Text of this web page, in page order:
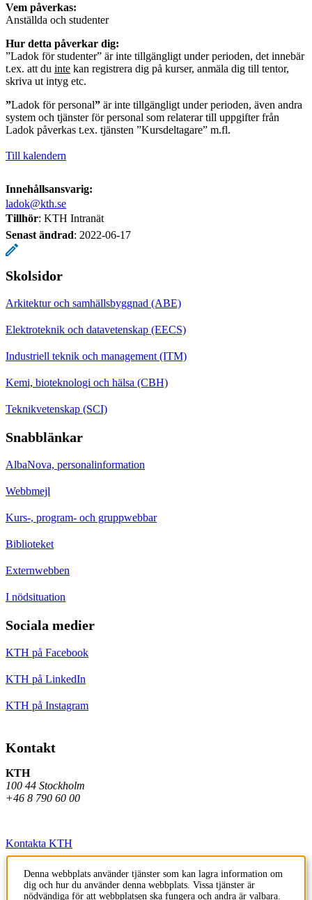
Vem påverkas:
Anställda och studenter
Hur detta påverkar dig:
”Ladok för studenter” är inte tillgängligt under perioden, det innebär
t.ex. att du inte kan registrera dig på kurser, anmäla dig till tentor,
skriva ut intyg etc.
”Ladok för personal” är inte tillgängligt under perioden, även andra
system och tjänster för personal som relaterar till uppgifter från
Ladok påverkas t.ex. tjänsten ”Kursdeltagare” m.fl.
Till kalendern
Innehållsansvarig:
ladok@kth.se
Tillhör: KTH Intranät
Senast ändrad: 2022-06-17
Skolsidor
Arkitektur och samhällsbyggnad (ABE)
Elektroteknik och datavetenskap (EECS)
Industriell teknik och management (ITM)
Kemi, bioteknologi och hälsa (CBH)
Teknikvetenskap (SCI)
Snabblänkar
AlbaNova, personalinformation
Webbmejl
Kurs-, program- och gruppwebbar
Biblioteket
Externwebben
I nödsituation
Sociala medier
KTH på Facebook
KTH på LinkedIn
KTH på Instagram
Kontakt
KTH
100 44 Stockholm
+46 8 790 60 00
Kontakta KTH
Jobba på KTH
Press och media
Denna webbplats använder tjänster som kan lagra information om
dig och hur du använder denna webbplats. Vissa tjänster är
nödvändiga för att webbplatsen ska fungera och andra är valbara.